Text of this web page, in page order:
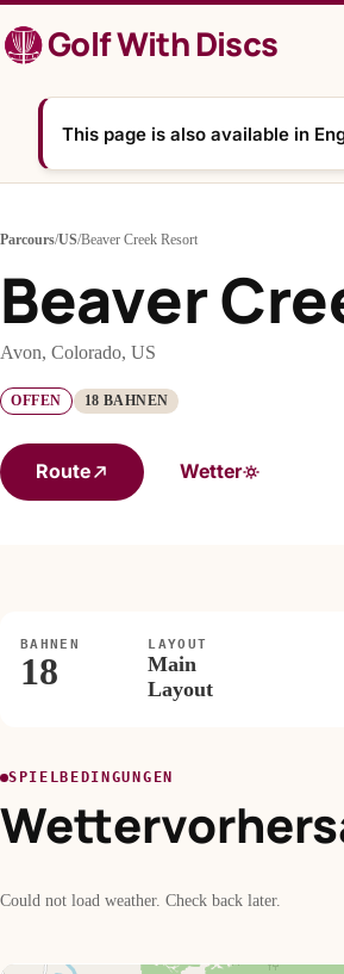
Inhalt
springenGolf With Discs
This page is also available in
Parcours/US/Beaver Creek Resort
Beaver
Avon, Colorado, US
OFFEN 18 BAHNEN
Route Wetter
BAHNEN
18
LAYOUT
Main
Layout
SPIELBEDINGUNGEN
Could not load weather. Check back later.